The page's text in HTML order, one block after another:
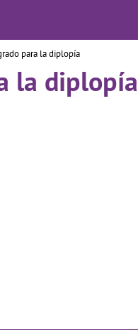
para la diplopía
la diplopía